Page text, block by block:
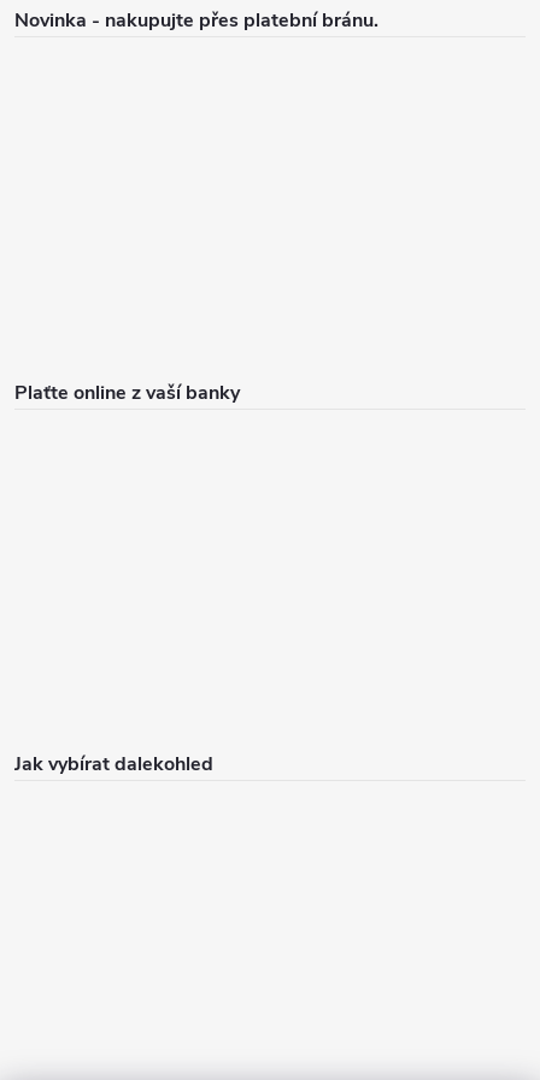
Novinka - nakupujte přes platební bránu.
Plaťte online z vaší banky
Jak vybírat dalekohled